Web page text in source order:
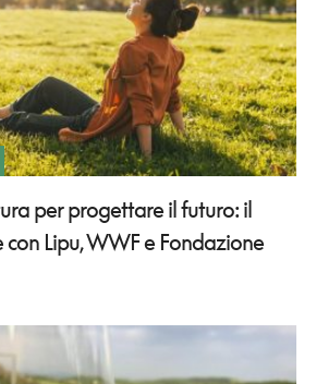
per progettare il futuro: il
con Lipu, WWF e Fondazione